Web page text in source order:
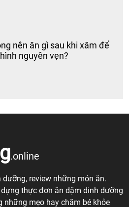
nên ăn gì sau khi xăm để
nguyên vẹn?
.online
dưỡng, review những món ăn.
thực đơn ăn dặm dinh dưỡng
những mẹo hay chăm bé khỏe